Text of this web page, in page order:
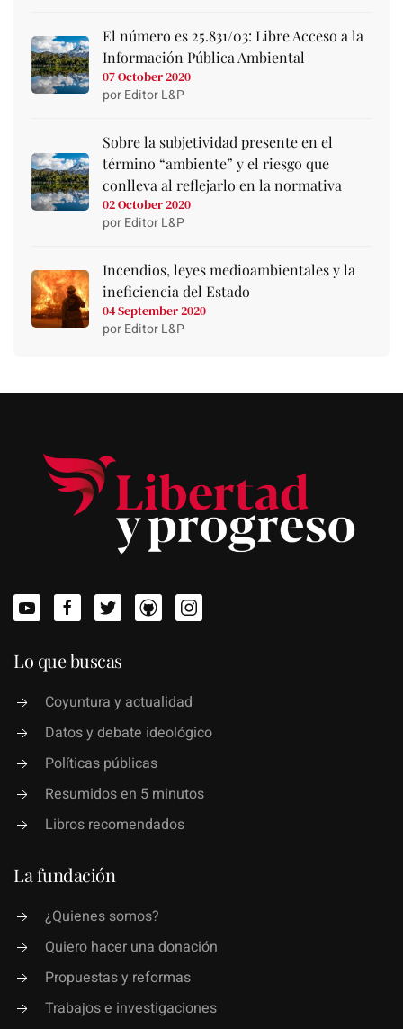
El número es 25.831/03: Libre Acceso a la
Información Pública Ambiental
07 October 2020
por Editor L&P
Sobre la subjetividad presente en el
término “ambiente” y el riesgo que
conlleva al reflejarlo en la normativa
02 October 2020
por Editor L&P
Incendios, leyes medioambientales y la
ineficiencia del Estado
04 September 2020
por Editor L&P
Lo que buscas
Coyuntura y actualidad
Datos y debate ideológico
Políticas públicas
Resumidos en 5 minutos
Libros recomendados
La fundación
¿Quienes somos?
Quiero hacer una donación
Propuestas y reformas
Trabajos e investigaciones